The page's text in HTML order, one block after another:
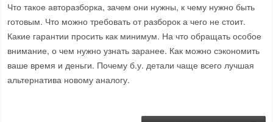
Что такое авторазборка, зачем они нужны, к чему нужно быть
готовым. Что можно требовать от разборок а чего не стоит.
Какие гарантии просить как минимум. На что обращать особое
внимание, о чем нужно узнать заранее. Как можно сэкономить
ваше время и деньги. Почему б.у. детали чаще всего лучшая
альтернатива новому аналогу.